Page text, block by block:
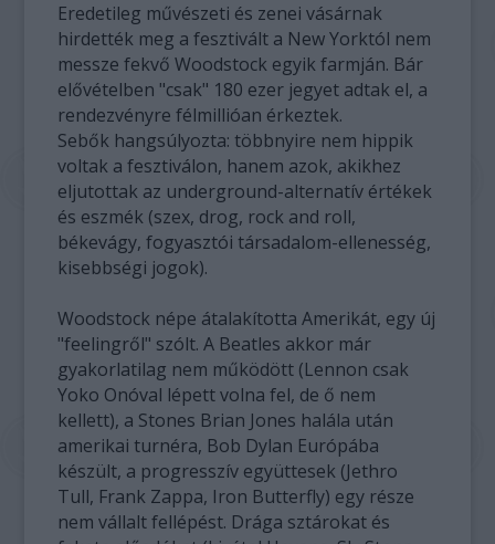
Eredetileg művészeti és zenei vásárnak
hirdették meg a fesztivált a New Yorktól nem
messze fekvő Woodstock egyik farmján. Bár
elővételben "csak" 180 ezer jegyet adtak el, a
rendezvényre félmillióan érkeztek.
Sebők hangsúlyozta: többnyire nem hippik
voltak a fesztiválon, hanem azok, akikhez
eljutottak az underground-alternatív értékek
és eszmék (szex, drog, rock and roll,
békevágy, fogyasztói társadalom-ellenesség,
kisebbségi jogok).
Woodstock népe átalakította Amerikát, egy új
"feelingről" szólt. A Beatles akkor már
gyakorlatilag nem működött (Lennon csak
Yoko Onóval lépett volna fel, de ő nem
kellett), a Stones Brian Jones halála után
amerikai turnéra, Bob Dylan Európába
készült, a progresszív együttesek (Jethro
Tull, Frank Zappa, Iron Butterfly) egy része
nem vállalt fellépést. Drága sztárokat és